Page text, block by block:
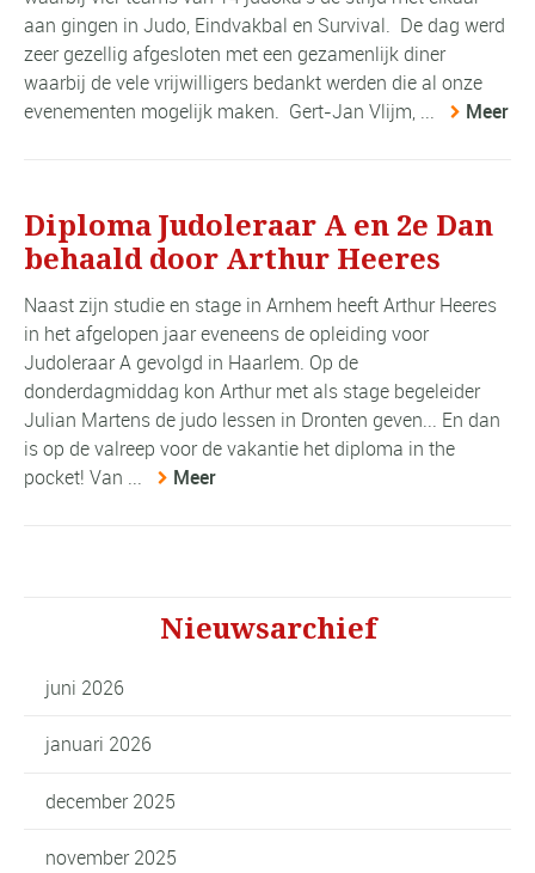
aan gingen in Judo, Eindvakbal en Survival. De dag werd
zeer gezellig afgesloten met een gezamenlijk diner
waarbij de vele vrijwilligers bedankt werden die al onze
evenementen mogelijk maken. Gert-Jan Vlijm, ...
Meer
Diploma Judoleraar A en 2e Dan
behaald door Arthur Heeres
Naast zijn studie en stage in Arnhem heeft Arthur Heeres
in het afgelopen jaar eveneens de opleiding voor
Judoleraar A gevolgd in Haarlem. Op de
donderdagmiddag kon Arthur met als stage begeleider
Julian Martens de judo lessen in Dronten geven... En dan
is op de valreep voor de vakantie het diploma in the
pocket! Van ...
Meer
Nieuwsarchief
juni 2026
januari 2026
december 2025
november 2025